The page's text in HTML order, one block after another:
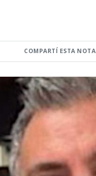
COMPARTÍ ESTA NOTA